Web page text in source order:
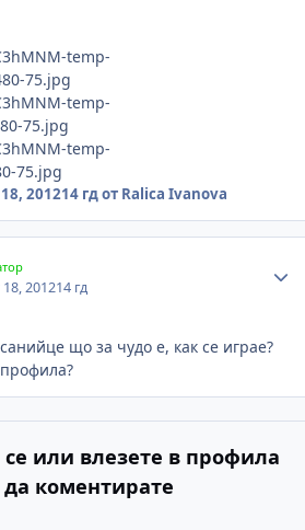
201214 гдот Ralica Ivanova
201214 гд
що за чудо е, как се играе?
се или влезете в профила
да коментирате